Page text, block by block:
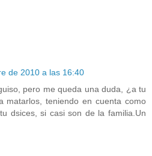
de 2010 a las 16:40
pero me queda una duda, ¿a tu
matarlos, teniendo en cuenta como
dsices, si casi son de la familia.Un